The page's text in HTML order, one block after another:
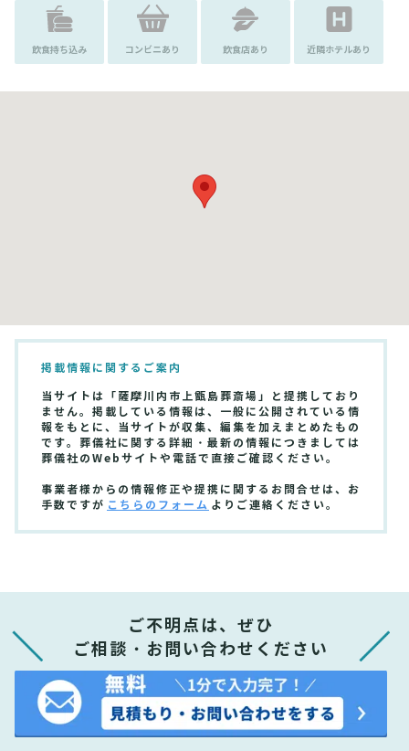
飲食持ち込み コンビニあり 飲食店あり 近隣ホテルあり
掲載情報に関するご案内
当サイトは「薩摩川内市上甑島葬斎場」と提携しており
ません。掲載している情報は、一般に公開されている情
報をもとに、当サイトが収集、編集を加えまとめたもの
です。葬儀社に関する詳細・最新の情報につきましては
葬儀社のWebサイトや電話で直接ご確認ください。
事業者様からの情報修正や提携に関するお問合せは、お
手数ですが こちらのフォーム よりご連絡ください。
ご不明点は、ぜひ
ご相談・お問い合わせください